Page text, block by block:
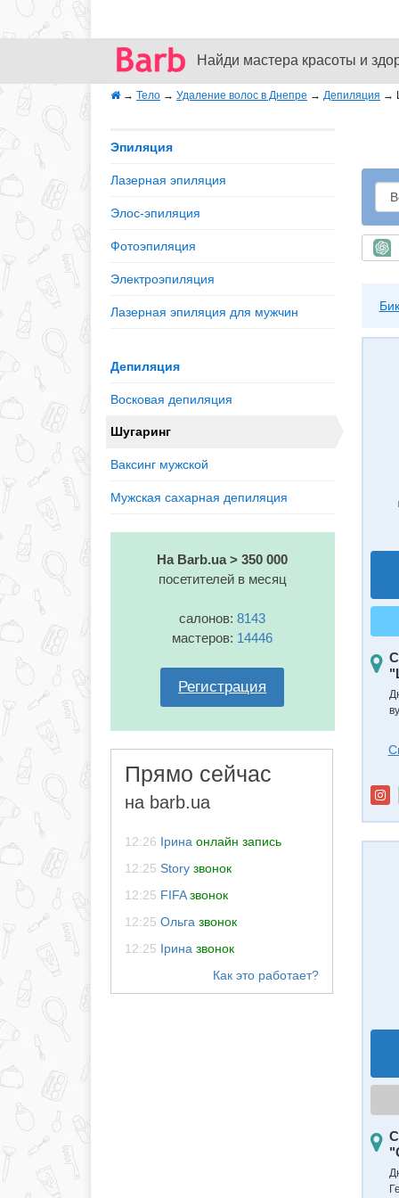
Найди мастера красоты и
→ Тело → Удаление волос в Днепре → Депиляция →
Эпиляция
Лазерная эпиляция
Элос-эпиляция
Фотоэпиляция
Электроэпиляция
Лазерная эпиляция для мужчин
Депиляция
Восковая депиляция
Шугаринг
Ваксинг мужской
Мужская сахарная депиляция
На Barb.ua > 350 000
посетителей в месяц
салонов:8143
мастеров: 14446
Регистрация
Прямо сейчас
на barb.ua
12:26 Ірина онлайн запись
12:25 Story звонок
12:25 FIFA звонок
12:25 Ольга звонок
12:25 Ірина звонок